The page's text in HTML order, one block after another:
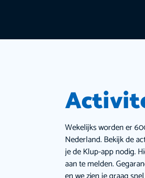
Wekelijks worden er
Nederland. Bekijk de
je de Klup-app nodig.
aan te melden.